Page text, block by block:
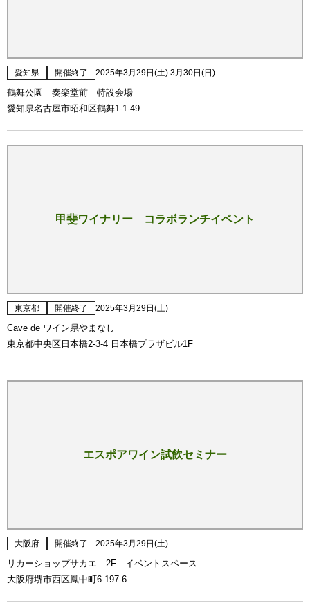
愛知県 開催終了 2025年3月29日(土) 3月30日(日)
鶴舞公園 奏楽堂前 特設会場
愛知県名古屋市昭和区鶴舞1-1-49
甲斐ワイナリー コラボランチイベント
東京都 開催終了 2025年3月29日(土)
Cave de ワイン県やまなし
東京都中央区日本橋2-3-4 日本橋プラザビル1F
エスポアワイン試飲セミナー
大阪府 開催終了 2025年3月29日(土)
リカーショップサカエ 2F イベントスペース
大阪府堺市西区鳳中町6-197-6